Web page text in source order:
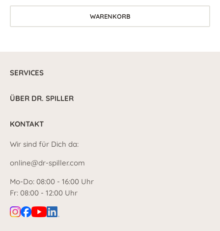
WARENKORB
SERVICES
ÜBER DR. SPILLER
KONTAKT
Wir sind für Dich da:
online@dr-spiller.com
Mo-Do: 08:00 - 16:00 Uhr
Fr: 08:00 - 12:00 Uhr